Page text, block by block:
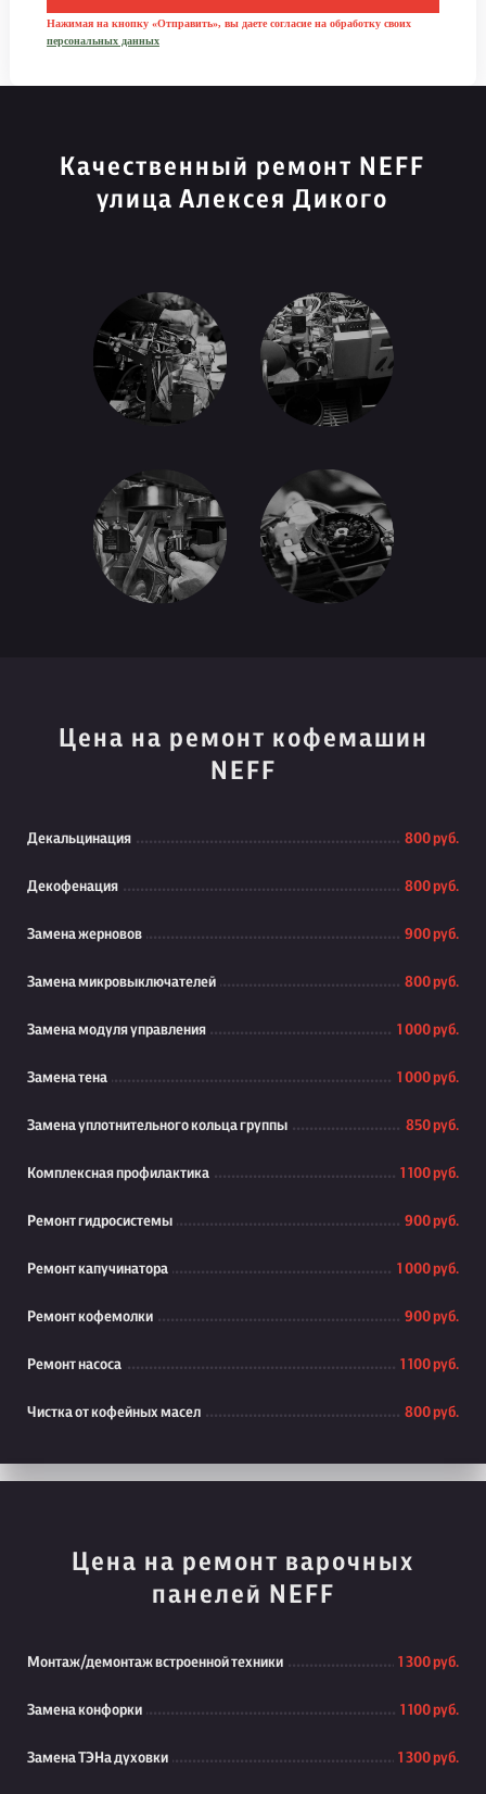
Нажимая на кнопку «Отправить», вы даете согласие на обработку своих
персональных данных
Качественный ремонт NEFF
улица Алексея Дикого
Цена на ремонт кофемашин
NEFF
Декальцинация 800 руб.
Декофенация 800 руб.
Замена жерновов 900 руб.
Замена микровыключателей 800 руб.
Замена модуля управления 1 000 руб.
Замена тена 1 000 руб.
Замена уплотнительного кольца группы 850 руб.
Комплексная профилактика 1 100 руб.
Ремонт гидросистемы 900 руб.
Ремонт капучинатора 1 000 руб.
Ремонт кофемолки 900 руб.
Ремонт насоса 1 100 руб.
Чистка от кофейных масел 800 руб.
Цена на ремонт варочных
панелей NEFF
Монтаж/демонтаж встроенной техники 1 300 руб.
Замена конфорки 1 100 руб.
Замена ТЭНа духовки 1 300 руб.